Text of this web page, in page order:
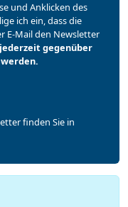
und Anklicken des
ich ein, dass die
E-Mail den Newsletter
gegenüber
finden Sie in